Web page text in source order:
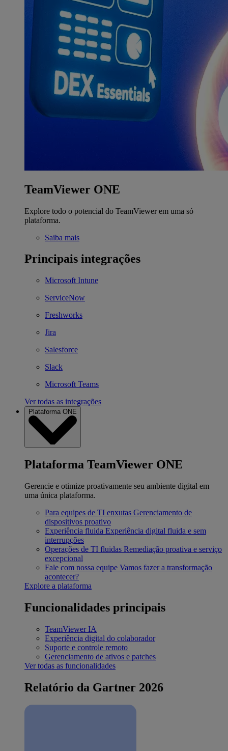
TeamViewer ONE
Explore todo o potencial do TeamViewer em uma só
plataforma.
Saiba mais
Principais integrações
Microsoft Intune
ServiceNow
Freshworks
Jira
Salesforce
Slack
Microsoft Teams
Ver todas as integrações
Plataforma ONE
Plataforma TeamViewer ONE
Gerencie e otimize proativamente seu ambiente digital em
uma única plataforma.
Para equipes de TI enxutas Gerenciamento de
dispositivos proativo
Experiência fluida Experiência digital fluida e sem
interrupções
Operações de TI fluidas Remediação proativa e serviço
excepcional
Fale com nossa equipe Vamos fazer a transformação
acontecer?
Explore a plataforma
Funcionalidades principais
TeamViewer IA
Experiência digital do colaborador
Suporte e controle remoto
Gerenciamento de ativos e patches
Ver todas as funcionalidades
Relatório da Gartner 2026